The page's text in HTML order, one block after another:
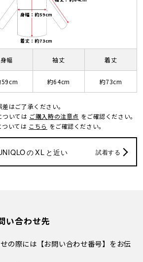
身幅：約59cm
着丈：約73cm
身幅
59cm
袖丈
約64cm
着丈
約73cm
はご了承ください。
いては ご購入時の注意点 をご確認ください。
いては こちら をご確認ください。
のXL と近い 試着する
い合わせ先
の際には【お問い合わせ番号】をお伝